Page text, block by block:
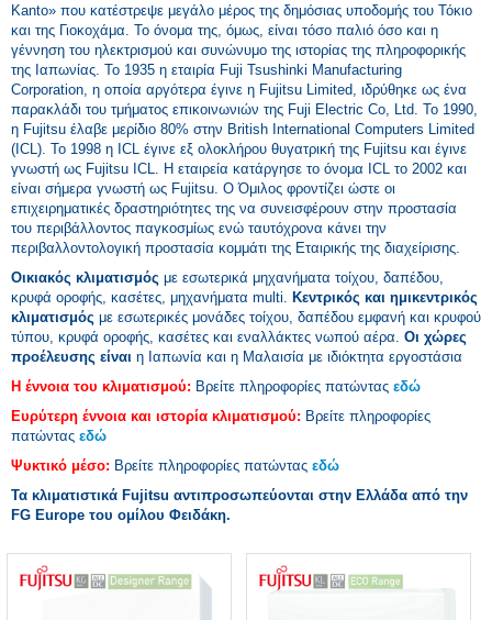
Kanto» που κατέστρεψε μεγάλο μέρος της δημόσιας υποδομής του Τόκιο
και της Γιοκοχάμα. Το όνομα της, όμως, είναι τόσο παλιό όσο και η
γέννηση του ηλεκτρισμού και συνώνυμο της ιστορίας της πληροφορικής
της Ιαπωνίας. Το 1935 η εταιρία Fuji Tsushinki Manufacturing
Corporation, η οποία αργότερα έγινε η Fujitsu Limited, ιδρύθηκε ως ένα
παρακλάδι του τμήματος επικοινωνιών της Fuji Electric Co, Ltd. Το 1990,
η Fujitsu έλαβε μερίδιο 80% στην British International Computers Limited
(ICL). Το 1998 η ICL έγινε εξ ολοκλήρου θυγατρική της Fujitsu και έγινε
γνωστή ως Fujitsu ICL. Η εταιρεία κατάργησε το όνομα ICL το 2002 και
είναι σήμερα γνωστή ως Fujitsu. Ο Όμιλος φροντίζει ώστε οι
επιχειρηματικές δραστηριότητες της να συνεισφέρουν στην προστασία
του περιβάλλοντος παγκοσμίως ενώ ταυτόχρονα κάνει την
περιβαλλοντολογική προστασία κομμάτι της Εταιρικής της διαχείρισης.
Οικιακός κλιματισμός με εσωτερικά μηχανήματα τοίχου, δαπέδου,
κρυφά οροφής, κασέτες, μηχανήματα multi.
Κεντρικός και ημικεντρικός
κλιματισμός με εσωτερικές μονάδες τοίχου, δαπέδου εμφανή και κρυφού
τύπου, κρυφά οροφής, κασέτες και εναλλάκτες νωπού αέρα. Οι χώρες
προέλευσης είναι η Ιαπωνία και η Μαλαισία με ιδιόκτητα εργοστάσια
Η έννοια του κλιματισμού: Βρείτε πληροφορίες πατώντας εδώ
Ευρύτερη έννοια και ιστορία κλιματισμού: Βρείτε πληροφορίες
πατώντας εδώ
Ψυκτικό μέσο: Βρείτε πληροφορίες πατώντας εδώ
Τα κλιματιστικά Fujitsu αντιπροσωπεύονται στην Ελλάδα από την
FG Europe του ομίλου Φειδάκη.